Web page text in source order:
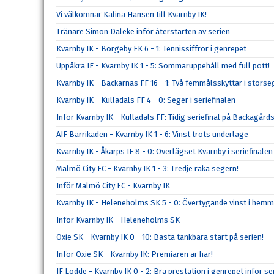
Vi välkomnar Kalina Hansen till Kvarnby IK!
Tränare Simon Daleke inför återstarten av serien
Kvarnby IK - Borgeby FK 6 - 1: Tennissiffror i genrepet
Uppåkra IF - Kvarnby IK 1 - 5: Sommaruppehåll med full pott!
Kvarnby IK - Backarnas FF 16 - 1: Två femmålsskyttar i
Kvarnby IK - Kulladals FF 4 - 0: Seger i seriefinalen
Inför Kvarnby IK - Kulladals FF: Tidig seriefinal på
AIF Barrikaden - Kvarnby IK 1 - 6: Vinst trots underläge
Kvarnby IK - Åkarps IF 8 - 0: Överlägset Kvarnby i seriefinalen
Malmö City FC - Kvarnby IK 1 - 3: Tredje raka segern!
Inför Malmö City FC - Kvarnby IK
Kvarnby IK - Heleneholms SK 5 - 0: Övertygande vinst i
Inför Kvarnby IK - Heleneholms SK
Oxie SK - Kvarnby IK 0 - 10: Bästa tänkbara start på serien!
Inför Oxie SK - Kvarnby IK: Premiären är här!
IF Lödde - Kvarnby IK 0 - 2: Bra prestation i genrepet inför